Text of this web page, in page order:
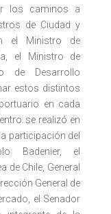
los caminos a
de Ciudad y
el Ministro de
el Ministro de
de Desarrollo
estos distintos
en cada
se realizó en
participación del
Badenier, el
de Chile, General
General de
el Senador